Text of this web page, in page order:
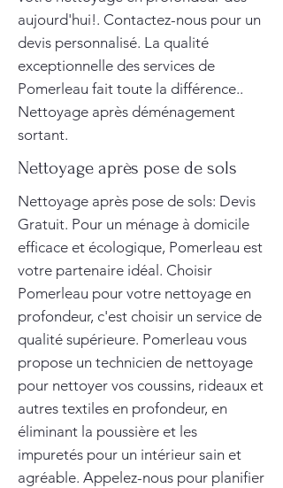
aujourd'hui!. Contactez-nous pour un
devis personnalisé. La qualité
exceptionnelle des services de
Pomerleau fait toute la différence..
Nettoyage après déménagement
sortant.
Nettoyage après pose de sols
Nettoyage après pose de sols: Devis
Gratuit. Pour un ménage à domicile
efficace et écologique, Pomerleau est
votre partenaire idéal. Choisir
Pomerleau pour votre nettoyage en
profondeur, c'est choisir un service de
qualité supérieure. Pomerleau vous
propose un technicien de nettoyage
pour nettoyer vos coussins, rideaux et
autres textiles en profondeur, en
éliminant la poussière et les
impuretés pour un intérieur sain et
agréable. Appelez-nous pour planifier